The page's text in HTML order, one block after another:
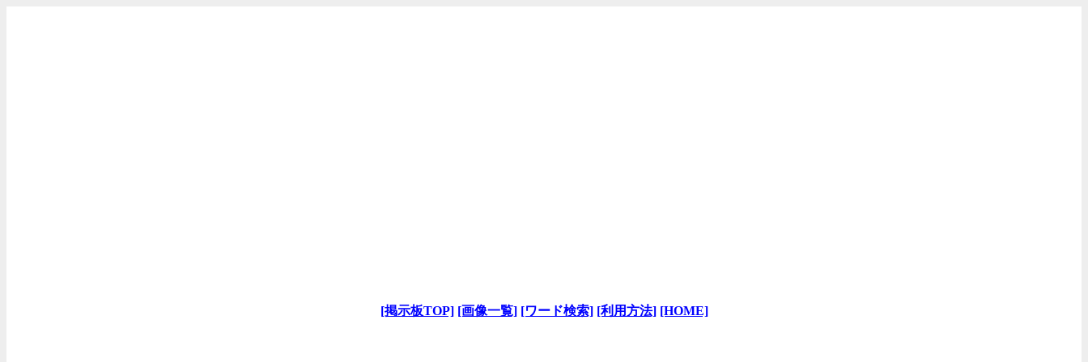
[掲示板TOP] [画像一覧] [ワード検索] [利用方法] [HOME]